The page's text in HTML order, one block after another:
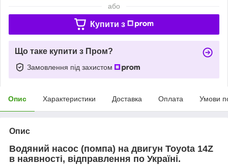
або
Купити з
Що таке купити з Пром?
Замовлення під захистом
Опис Характеристики Доставка Оплата Умови
Опис
Водяний насос (помпа) на двигун Toyota 14Z
в наявності, відправлення по Україні.